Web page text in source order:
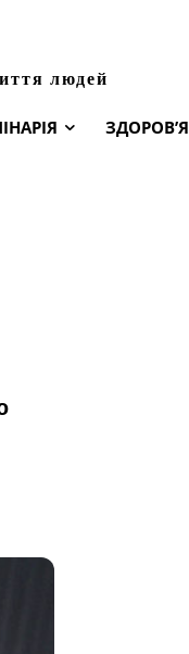
людей
ЗДОРОВ’Я